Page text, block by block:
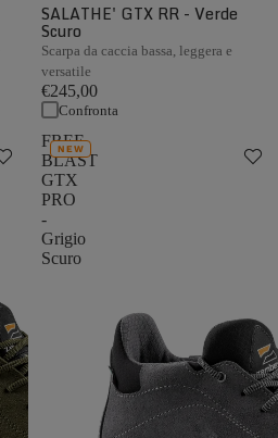
SALATHE' GTX RR - Verde
Scuro
Scarpa da caccia bassa, leggera e
versatile
€245,00
Confronta
FREE
BLAST
GTX
PRO
-
Grigio
Scuro
NEW